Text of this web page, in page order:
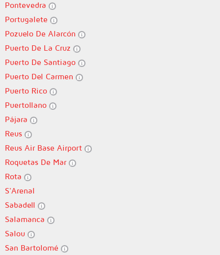
Pontevedra
Portugalete
Pozuelo De Alarcón
Puerto De La Cruz
Puerto De Santiago
Puerto Del Carmen
Puerto Rico
Puertollano
Pájara
Reus
Reus Air Base Airport
Roquetas De Mar
Rota
S'Arenal
Sabadell
Salamanca
Salou
San Bartolomé